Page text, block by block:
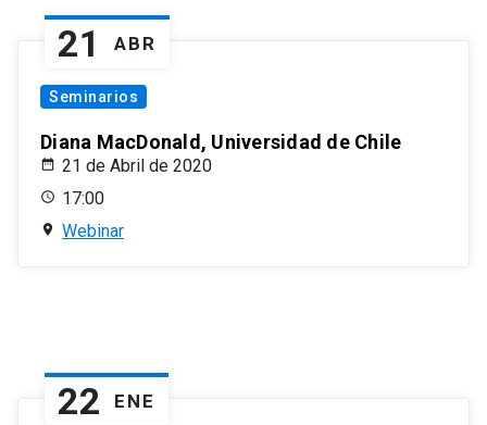
21 ABR
Seminarios
Diana MacDonald, Universidad de Chile
21 de Abril de 2020
17:00
Webinar
22 ENE